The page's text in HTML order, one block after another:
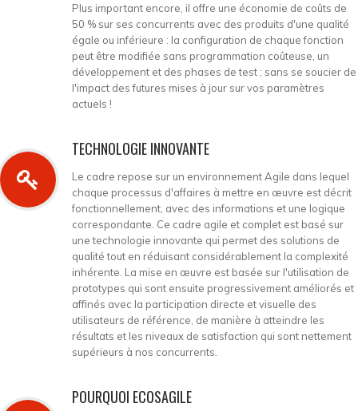
Plus important encore, il offre une économie de coûts de
50 % sur ses concurrents avec des produits d'une qualité
égale ou inférieure : la configuration de chaque fonction
peut être modifiée sans programmation coûteuse, un
développement et des phases de test ; sans se soucier de
l'impact des futures mises à jour sur vos paramètres
actuels !
TECHNOLOGIE INNOVANTE
Le cadre repose sur un environnement Agile dans lequel
chaque processus d'affaires à mettre en œuvre est décrit
fonctionnellement, avec des informations et une logique
correspondante. Ce cadre agile et complet est basé sur
une technologie innovante qui permet des solutions de
qualité tout en réduisant considérablement la complexité
inhérente. La mise en œuvre est basée sur l'utilisation de
prototypes qui sont ensuite progressivement améliorés et
affinés avec la participation directe et visuelle des
utilisateurs de référence, de manière à atteindre les
résultats et les niveaux de satisfaction qui sont nettement
supérieurs à nos concurrents.
POURQUOI ECOSAGILE